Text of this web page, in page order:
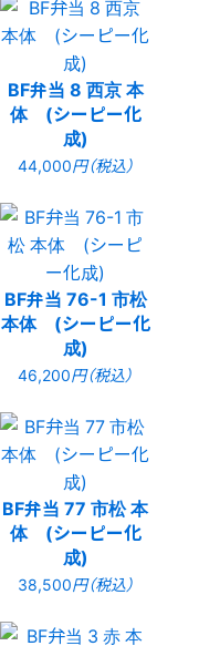
BF弁当 8 西京 本
体 (シーピー化
成)
44,000円（税込）
BF弁当 76-1 市松
本体 (シーピー化
成)
46,200円（税込）
BF弁当 77 市松 本
体 (シーピー化
成)
38,500円（税込）